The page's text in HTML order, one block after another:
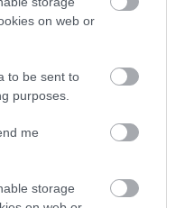
on web or
to be sent to
purposes.
me
storage
2,48 €